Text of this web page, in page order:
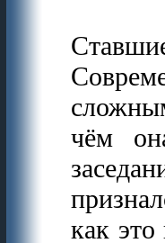
чём
как